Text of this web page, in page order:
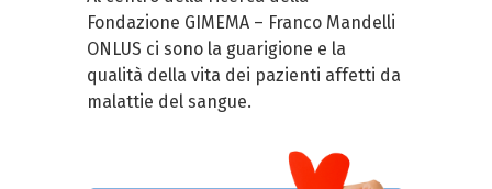
Fondazione GIMEMA – Franco Mandelli
ONLUS ci sono la guarigione e la
qualità della vita dei pazienti affetti da
malattie del sangue.